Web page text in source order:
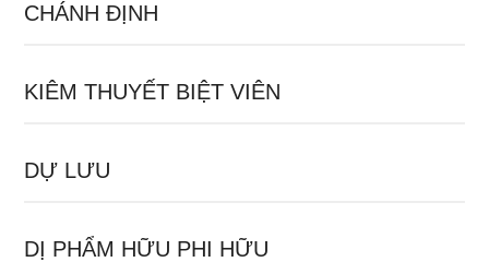
CHÁNH ĐỊNH
KIÊM THUYẾT BIỆT VIÊN
DỰ LƯU
DỊ PHẨM HỮU PHI HỮU